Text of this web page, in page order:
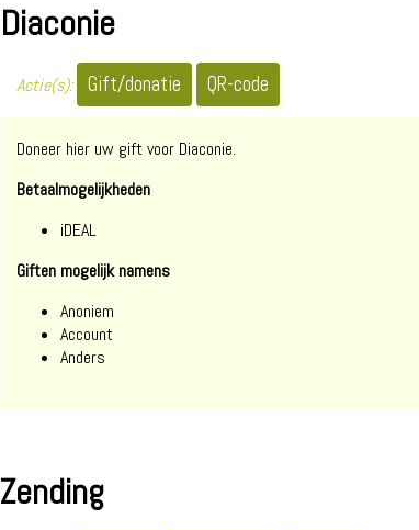
Diaconie
Actie(s):
Doneer hier uw gift voor Diaconie.
Betaalmogelijkheden
iDEAL
Giften mogelijk namens
Anoniem
Account
Anders
Zending